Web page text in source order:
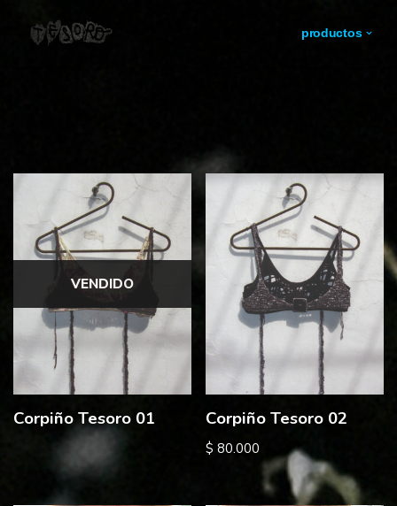
productos
VENDIDO
Corpiño Tesoro 01 Corpiño Tesoro 02
$ 80.000